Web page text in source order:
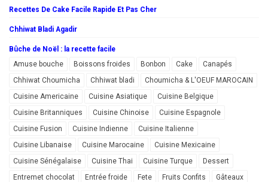
Recettes De Cake Facile Rapide Et Pas Cher
Chhiwat Bladi Agadir
Bûche de Noël : la recette facile
Amuse bouche
Boissons froides Bonbon Cake
Canapés
Chhiwat Choumicha
Chhiwat bladi
Choumicha & L'OEUF MAROCAIN
Cuisine Americaine
Cuisine Asiatique
Cuisine Belgique
Cuisine Britanniques
Cuisine Chinoise
Cuisine Espagnole
Cuisine Fusion
Cuisine Indienne
Cuisine Italienne
Cuisine Libanaise
Cuisine Marocaine
Cuisine Mexicaine
Cuisine Sénégalaise
Cuisine Thai Cuisine Turque
Dessert
Entremet chocolat
Entrée froide Fete Fruits Confits
Gâteaux